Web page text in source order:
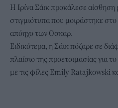
Η Ιρίνα Σάικ προκάλεσε
στιγμιότυπα που μοιράστηκε
απόηχο των Οσκαρ.
Ειδικότερα, η Σάικ πόζαρε σε
πλαίσιο της προετοιμασίας για
με τις φίλες Emily Ratajkowski